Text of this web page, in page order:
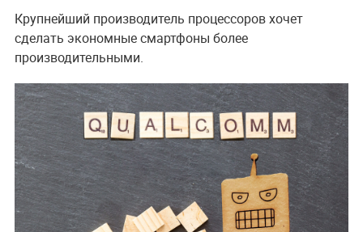
Крупнейший производитель процессоров хочет
сделать экономные смартфоны более
производительными.